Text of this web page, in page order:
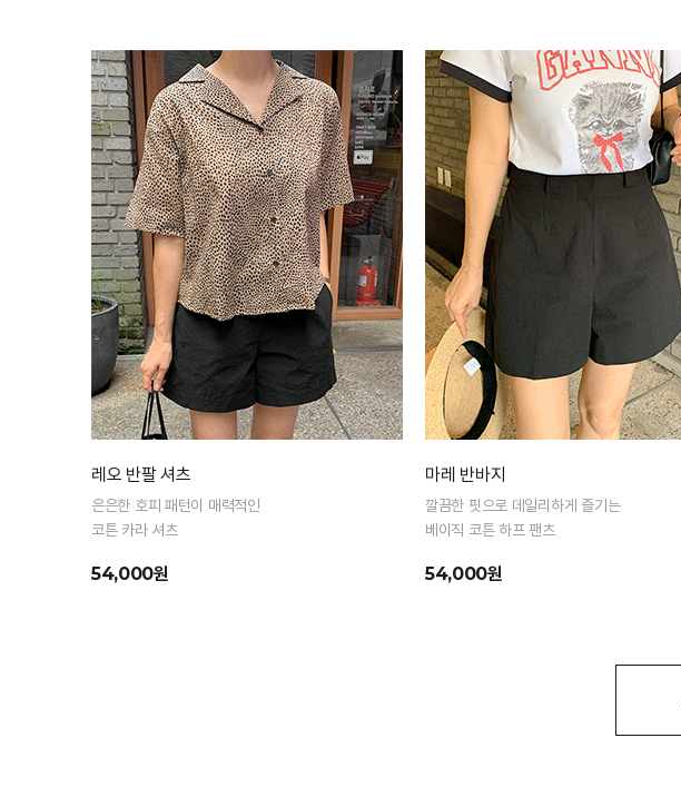
레오 반팔 셔츠
은은한 호피 패턴이 매력적인
코튼 카라 셔츠
54,000원
마레 반바지
깔끔한 핏으로 데일리하게 즐기는
베이직 코튼 하프 팬츠
54,000원